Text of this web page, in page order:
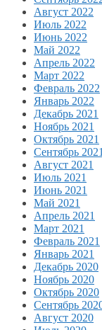
Август 2022
Июль 2022
Июнь 2022
Май 2022
Апрель 2022
Март 2022
Февраль 2022
Январь 2022
Декабрь 2021
Ноябрь 2021
Октябрь 2021
Сентябрь 2021
Август 2021
Июль 2021
Июнь 2021
Май 2021
Апрель 2021
Март 2021
Февраль 2021
Январь 2021
Декабрь 2020
Ноябрь 2020
Октябрь 2020
Сентябрь
Август 2020